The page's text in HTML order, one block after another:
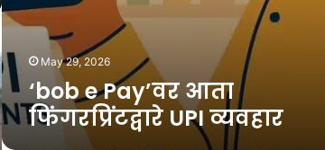
May 29, 2026
‘bob e Pay’वर आता
फिंगरप्रिंटद्वारे UPI व्यवहार